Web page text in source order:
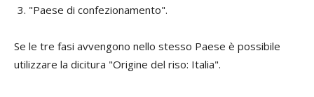
"Paese di confezionamento".
Se le tre fasi avvengono nello stesso Paese è possibile
utilizzare la dicitura "Origine del riso: Italia".